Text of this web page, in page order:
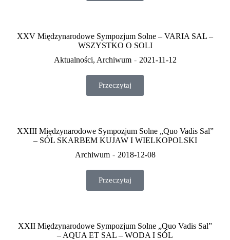
XXV Międzynarodowe Sympozjum Solne – VARIA SAL –
WSZYSTKO O SOLI
Aktualności, Archiwum 2021-11-12
Przeczytaj
XXIII Międzynarodowe Sympozjum Solne „Quo Vadis Sal”
– SÓL SKARBEM KUJAW I WIELKOPOLSKI
Archiwum
2018-12-08
Przeczytaj
XXII Międzynarodowe Sympozjum Solne „Quo Vadis Sal”
– AQUA ET SAL – WODA I SÓL